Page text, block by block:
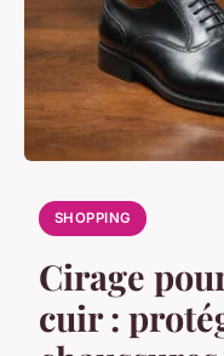
SHOPPING
Cirage
cuir :